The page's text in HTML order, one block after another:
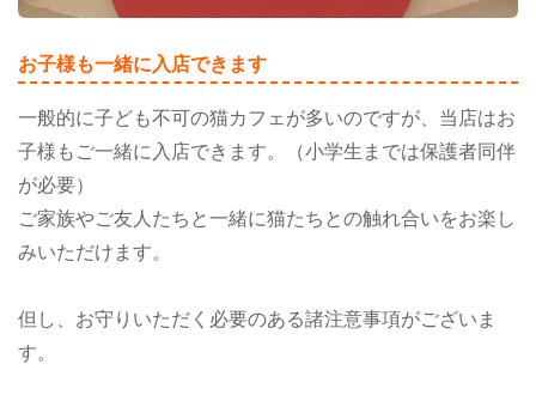
お子様も一緒に入店できます
一般的に子ども不可の猫カフェが多いのですが、当店はお
子様もご一緒に入店できます。（小学生までは保護者同伴
が必要）
ご家族やご友人たちと一緒に猫たちとの触れ合いをお楽し
みいただけます。
但し、お守りいただく必要のある諸注意事項がございま
す。